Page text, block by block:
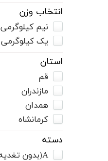
انتخاب وزن
نیم کیلوگرمی
یک کیلوگرمی
استان
قم
مازندران
همدان
کرمانشاه
دسته
A(بدون تغدیه/ کشاورزی)